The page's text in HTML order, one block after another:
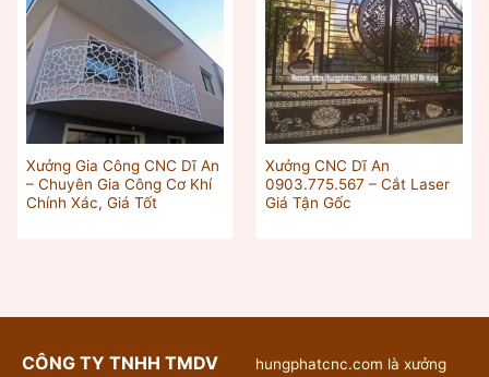
Xưởng Gia Công CNC Dĩ An
– Chuyên Gia Công Cơ Khí
Chính Xác, Giá Tốt
Xưởng CNC Dĩ An
0903.775.567 – Cắt Laser
Giá Tận Gốc
CÔNG TY TNHH TMDV
hungphatcnc.com là xưởng